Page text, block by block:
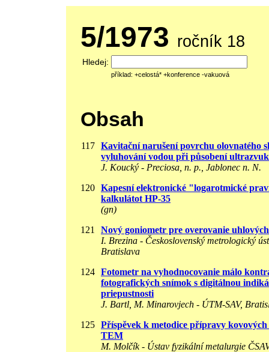
5/1973 ročník 18
Hledej:
příklad: +celostá* +konference -vakuová
Obsah
117 Kavitační narušení povrchu olovnatého
vyluhování vodou při působení
J. Koucký - Preciosa, n. p., Jablonec n. N.
120 Kapesní elektronické "logarotmické
kalkulátot HP-35
(gn)
121
Nový goniometr pre overovanie
I. Brezina - Československý metrologický
Bratislava
124 Fotometr na vyhodnocovanie málo
fotografických snímok s digitálnou
priepustnosti
J. Bartl, M. Minarovjech - ÚTM-SAV,
125 Příspěvek k metodice přípravy
TEM
M. Molčík - Ústav fyzikální metalurgie